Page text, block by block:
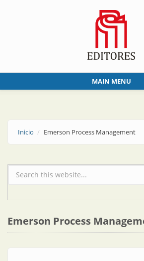
MAIN MENU
Inicio Emerson Process Management
Formulario de búsqueda
Emerson Process